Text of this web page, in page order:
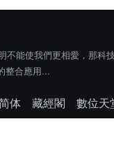
能使我們更相愛，那科
整合應用...
体 藏經閣 數位天